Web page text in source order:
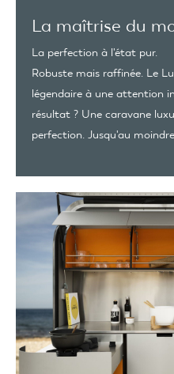
La maîtrise du
La perfection à l'état pur.
Robuste mais raffinée. Le
légendaire à une attention
résultat ? Une caravane
perfection. Jusqu'au